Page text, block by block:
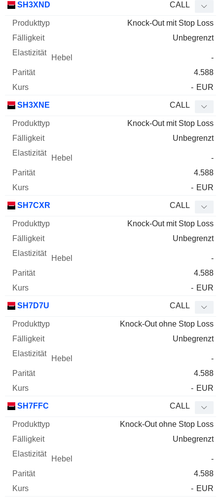
SH3XND CALL
Knock-Out mit Stop Loss
Unbegrenzt
-
4.588
- EUR
SH3XNE CALL
Knock-Out mit Stop Loss
Unbegrenzt
-
4.588
- EUR
SH7CXR CALL
Knock-Out mit Stop Loss
Unbegrenzt
-
4.588
- EUR
SH7D7U CALL
Knock-Out ohne Stop Loss
Unbegrenzt
-
4.588
- EUR
SH7FFC CALL
Knock-Out ohne Stop Loss
Unbegrenzt
-
4.588
- EUR